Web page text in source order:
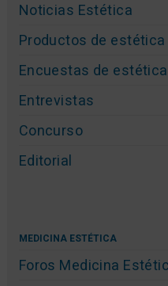
Noticias Estética
Productos de estética
Encuestas de estética
Entrevistas
Concurso
Editorial
MEDICINA ESTÉTICA
Foros Medicina